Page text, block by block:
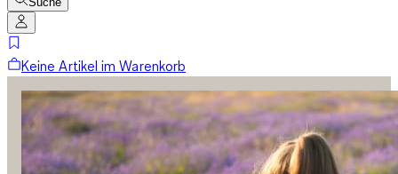
Keine Artikel im Warenkorb